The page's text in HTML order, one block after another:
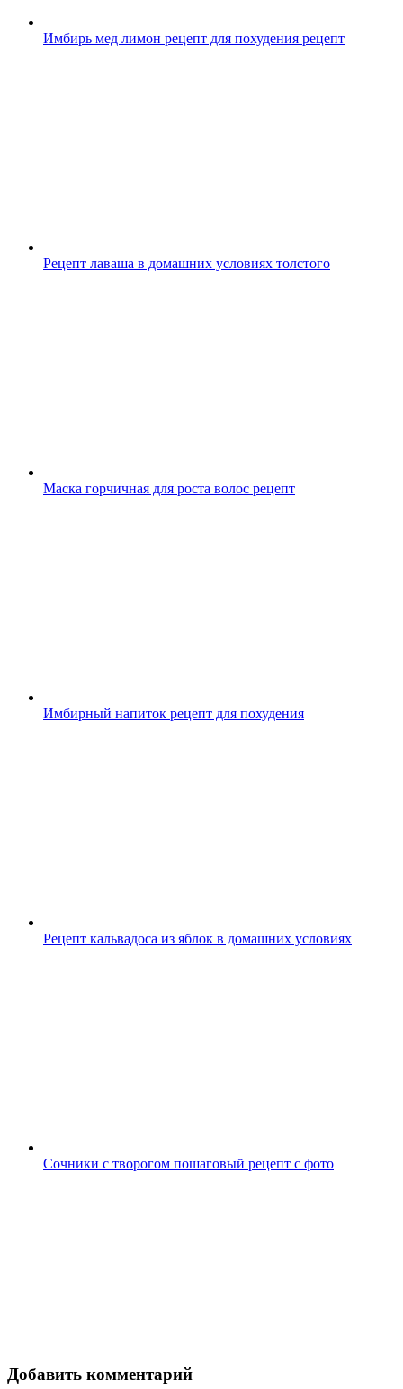
Имбирь мед лимон рецепт для похудения рецепт
Рецепт лаваша в домашних условиях толстого
Маска горчичная для роста волос рецепт
Имбирный напиток рецепт для похудения
Рецепт кальвадоса из яблок в домашних условиях
Сочники с творогом пошаговый рецепт с фото
Добавить комментарий